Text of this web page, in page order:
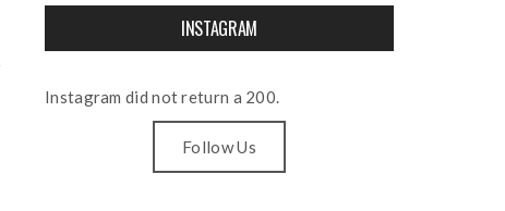
INSTAGRAM
Instagram did not return a 200.
Follow Us